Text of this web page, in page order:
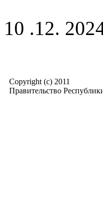
10 .12.
Copyright (c) 2011
Правительство